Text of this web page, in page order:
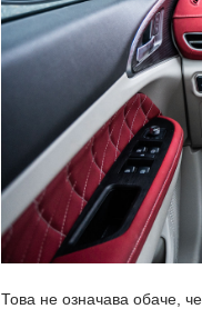
Това не означава обаче,